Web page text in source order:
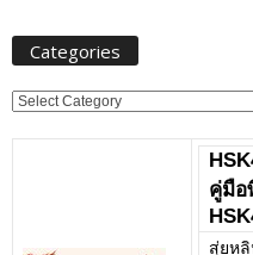
Categories
Categories
คู่มือ
สุ่ยห